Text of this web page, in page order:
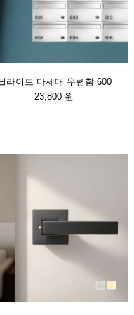
라이트 다세대 우편함 600
23,800 원